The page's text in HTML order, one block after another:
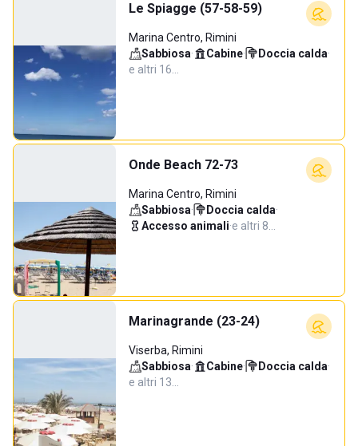
Le Spiagge (57-58-59)
Marina Centro, Rimini
Sabbiosa· Cabine· Doccia calda·
e altri 16…
Onde Beach 72-73
Marina Centro, Rimini
Sabbiosa· Doccia calda·
Accesso animali·e altri 8…
Marinagrande (23-24)
Viserba, Rimini
Sabbiosa· Cabine· Doccia calda·
e altri 13…